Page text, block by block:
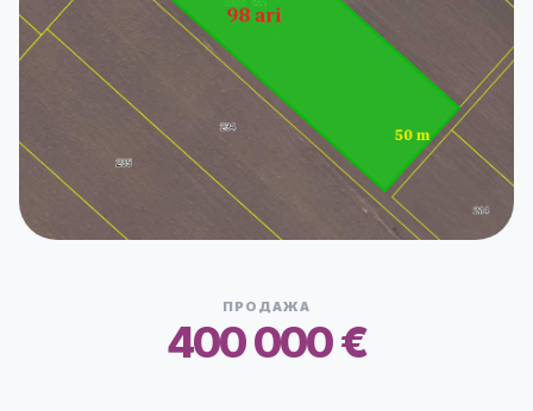
ПРОДАЖА
400 000 €